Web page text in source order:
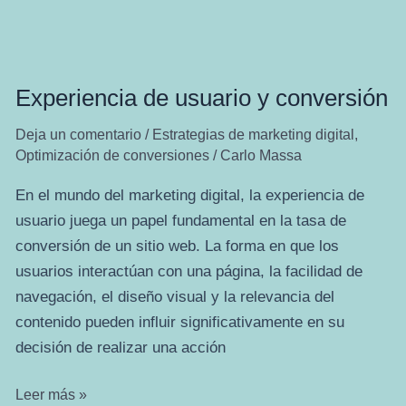
Experiencia de usuario y conversión
Deja un comentario / Estrategias de marketing digital ,
Optimización de conversiones / Carlo Massa
En el mundo del marketing digital, la experiencia de
usuario juega un papel fundamental en la tasa de
conversión de un sitio web. La forma en que los
usuarios interactúan con una página, la facilidad de
navegación, el diseño visual y la relevancia del
contenido pueden influir significativamente en su
decisión de realizar una acción
Experiencia
Leer más »